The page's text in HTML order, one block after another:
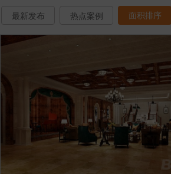
最新发布 热点案例 面积排序